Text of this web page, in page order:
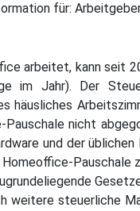
für:
arbeitet, kann seit
im Jahr). Der
häusliches
Pauschale nicht
und der
Pauschale
weitere steuerliche